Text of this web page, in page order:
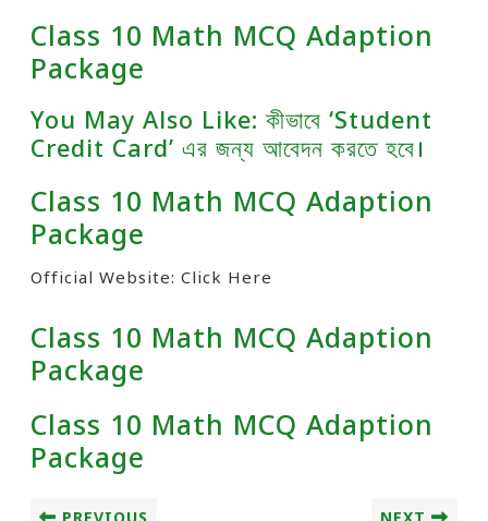
Class 10 Math MCQ Adaption
Package
You May Also Like: কীভাবে ‘Student
Credit Card’ এর জন্য আবেদন করতে হবে।
Class 10 Math MCQ Adaption
Package
Official Website: Click Here
Class 10 Math MCQ Adaption
Package
Class 10 Math MCQ Adaption
Package